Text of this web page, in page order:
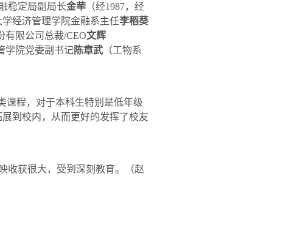
稳定局副局长金荦 （经1987，经
学经济管理学院金融系主任李稻葵
有限公司总裁/CEO文辉
学院党委副书记陈章武 （工物系
课程，对于本科生特别是低年级
到校内，从而更好的发挥了校友
获很大，受到深刻教育。
（赵